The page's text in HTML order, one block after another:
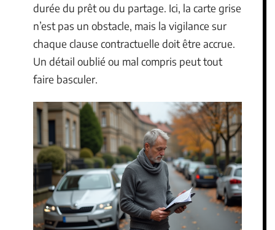
durée du prêt ou du partage. Ici, la carte grise
n’est pas un obstacle, mais la vigilance sur
chaque clause contractuelle doit être accrue.
Un détail oublié ou mal compris peut tout
faire basculer.